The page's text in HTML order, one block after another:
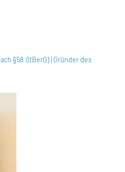
§58 StBerG) | Gründer des